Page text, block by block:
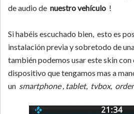
de audio de nuestro vehículo !
Si habéis escuchado bien, esto es
instalación previa y sobretodo de
también podemos usar este skin
dispositivo que tengamos mas a
un smartphone , tablet, tvbox,